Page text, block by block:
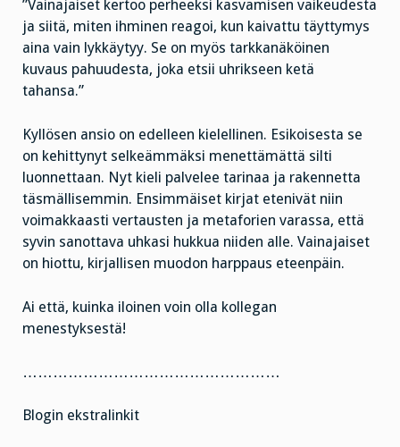
”Vainajaiset kertoo perheeksi kasvamisen vaikeudesta
ja siitä, miten ihminen reagoi, kun kaivattu täyttymys
aina vain lykkäytyy. Se on myös tarkkanäköinen
kuvaus pahuudesta, joka etsii uhrikseen ketä
tahansa.”
Kyllösen ansio on edelleen kielellinen. Esikoisesta se
on kehittynyt selkeämmäksi menettämättä silti
luonnettaan. Nyt kieli palvelee tarinaa ja rakennetta
täsmällisemmin. Ensimmäiset kirjat etenivät niin
voimakkaasti vertausten ja metaforien varassa, että
syvin sanottava uhkasi hukkua niiden alle. Vainajaiset
on hiottu, kirjallisen muodon harppaus eteenpäin.
Ai että, kuinka iloinen voin olla kollegan
menestyksestä!
……………………………………………
Blogin ekstralinkit